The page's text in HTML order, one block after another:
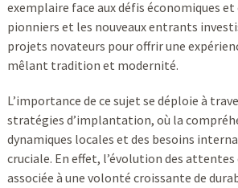
exemplaire face aux défis économiques
pionniers et les nouveaux entrants
projets novateurs pour offrir une
mêlant tradition et modernité.
L’importance de ce sujet se déploie à
stratégies d’implantation, où la
dynamiques locales et des besoins
cruciale. En effet, l’évolution des attentes
associée à une volonté croissante de